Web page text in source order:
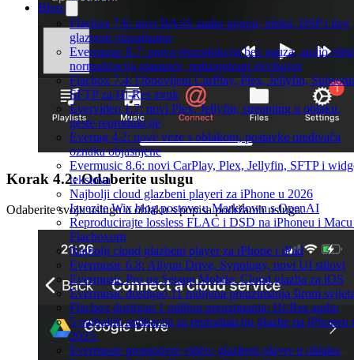
Blog
Flacbox 7.6: novi BASS audio pogon, efekti, DSP i live
glazbeni vizualizator
Evermusic 8.7: prava reprodukcija bez pauza, audio
normalizacija glasnoće, redizajnirani ekvilajzer
Flacbox 7.4: Obnovljeni CarPlay, Plex, Jellyfin,
SFTP za Hi-Res zvuk
Evervideo 1.7: novi Plex, Jellyfin, streaming u oblaku,
geste reprodukcije
Evertag 4.2: nove veze s oblakom, postavke uređivača
oznaka objašnjene
Evermusic 8.6: novi CarPlay, Plex, Jellyfin, SFTP i
tekstova
Najbolji cloud glazbeni playeri za iPhone u 2026
Izvezite Wix blog postove u Markdown s OpenAI
Reproducirajte lossless FLAC i DSD na iPhoneu i Macu
Flacboxom
Najbolji cloud glazbeni player za iPhone i iPad
Evermusic 6.8: Aliyun Drive, Synology, novi UI stilovi
Evermusic Pro na Setapp Mobile: Cloud glazba za iOS
Evermusic dostigao 11 milijuna preuzimanja širom
Flacbox dostigao 1 milijun preuzimanja: Hi-Res audio
5 najboljih aplikacija za reprodukciju glazbe na iPhoneu
2025.
Evermusic promotivni video: glazbeni player u oblaku
Korak 4.2: Odaberite uslugu
Odaberite svoju uslugu u oblaku s popisa podržanih usluga.